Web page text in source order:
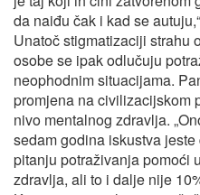
da naiđu čak i kad se
Unatoč stigmatizaciji strahu
osobe se ipak odlučuju
neophodnim situacijama.
promjena na civilizacijskom
nivo mentalnog zdravlja.
sedam godina iskustva
pitanju potraživanja pomoći
zdravlja, ali to i dalje nije